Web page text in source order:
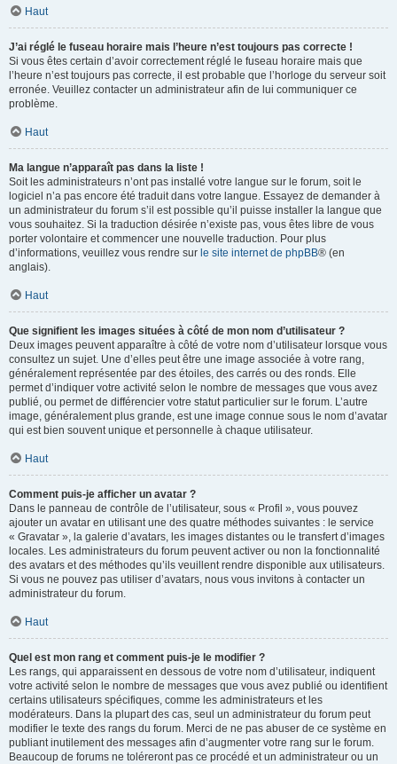
Haut
J’ai réglé le fuseau horaire mais l’heure n’est toujours pas correcte !
Si vous êtes certain d’avoir correctement réglé le fuseau horaire mais que
l’heure n’est toujours pas correcte, il est probable que l’horloge du serveur soit
erronée. Veuillez contacter un administrateur afin de lui communiquer ce
problème.
Haut
Ma langue n’apparaît pas dans la liste !
Soit les administrateurs n’ont pas installé votre langue sur le forum, soit le
logiciel n’a pas encore été traduit dans votre langue. Essayez de demander à
un administrateur du forum s’il est possible qu’il puisse installer la langue que
vous souhaitez. Si la traduction désirée n’existe pas, vous êtes libre de vous
porter volontaire et commencer une nouvelle traduction. Pour plus
d’informations, veuillez vous rendre sur le site internet de phpBB® (en
anglais).
Haut
Que signifient les images situées à côté de mon nom d’utilisateur ?
Deux images peuvent apparaître à côté de votre nom d’utilisateur lorsque vous
consultez un sujet. Une d’elles peut être une image associée à votre rang,
généralement représentée par des étoiles, des carrés ou des ronds. Elle
permet d’indiquer votre activité selon le nombre de messages que vous avez
publié, ou permet de différencier votre statut particulier sur le forum. L’autre
image, généralement plus grande, est une image connue sous le nom d’avatar
qui est bien souvent unique et personnelle à chaque utilisateur.
Haut
Comment puis-je afficher un avatar ?
Dans le panneau de contrôle de l’utilisateur, sous « Profil », vous pouvez
ajouter un avatar en utilisant une des quatre méthodes suivantes : le service
« Gravatar », la galerie d’avatars, les images distantes ou le transfert d’images
locales. Les administrateurs du forum peuvent activer ou non la fonctionnalité
des avatars et des méthodes qu’ils veuillent rendre disponible aux utilisateurs.
Si vous ne pouvez pas utiliser d’avatars, nous vous invitons à contacter un
administrateur du forum.
Haut
Quel est mon rang et comment puis-je le modifier ?
Les rangs, qui apparaissent en dessous de votre nom d’utilisateur, indiquent
votre activité selon le nombre de messages que vous avez publié ou identifient
certains utilisateurs spécifiques, comme les administrateurs et les
modérateurs. Dans la plupart des cas, seul un administrateur du forum peut
modifier le texte des rangs du forum. Merci de ne pas abuser de ce système en
publiant inutilement des messages afin d’augmenter votre rang sur le forum.
Beaucoup de forums ne toléreront pas ce procédé et un administrateur ou un